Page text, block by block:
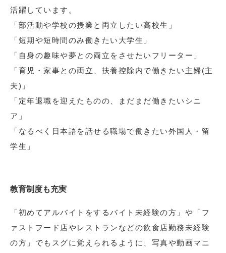
活躍しています。
「部活動や学校の授業と両立したい高校生」
「短期や短時間のみ働きたい大学生」
「自身の趣味や夢との両立をさせたいフリーター」
「育児・家事との両立、扶養控除内で働きたい主婦(主
夫)」
「定年退職を迎えたものの、まだまだ働きたいシニ
ア」
「なるべく日本語を話せる職場で働きたい外国人・留
学生」
教育制度も充実
「初めてアルバイトをするバイト未経験の方」や「フ
ァストフード店やレストランなどの飲食店勤務未経験
の方」でもスグに覚えられるように、写真や動画マニ